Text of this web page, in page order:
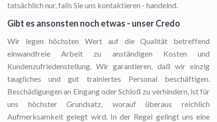
tatsächlich nur, falls Sie uns kontaktieren - handelnd.
Gibt es ansonsten noch etwas - unser Credo
Wir legen höchsten Wert auf die Qualität betreffend
einwandfreie Arbeit zu anständigen Kosten und
Kundenzufriedenstellung. Wir garantieren, daß wir einzig
taugliches und gut trainiertes Personal beschäftigen.
Beschädigungen an Eingang oder Schloß zu verhindern, ist für
uns höchster Grundsatz, worauf überaus reichlich
Aufmerksamkeit gelegt wird. In der Regel gelingt uns eine